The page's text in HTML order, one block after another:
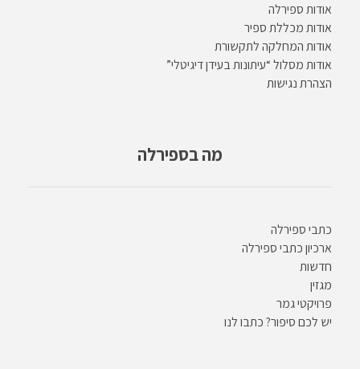
אודות ספירלה
אודות מכללת ספיר
אודות המחלקה לתקשורת
אודות מסלול “עיתונות בעידן דיגיטלי”
הצהרת נגישות
מה בספירלה
כתבי ספירלה
ארכיון כתבי ספירלה
חדשות
מגזין
פרויקטי גמר
יש לכם סיפור? כתבו לנו